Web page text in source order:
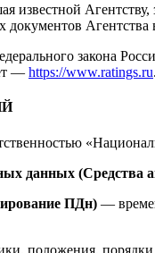
известной
документов
закона
— https://www.ratings.ru.
данных (Средства
ПДн) —
положения, порядки